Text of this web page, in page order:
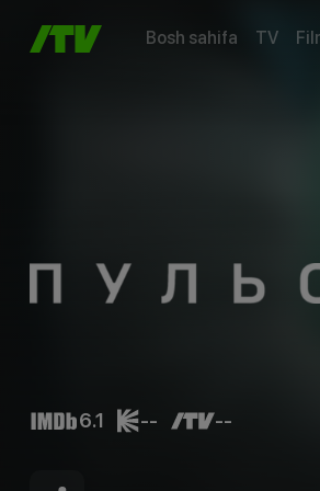
Bosh sahifa TV
6.1 -- --